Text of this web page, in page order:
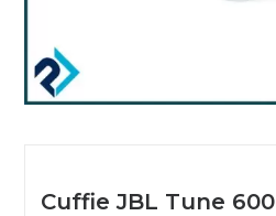
Cuffie JBL Tune 600